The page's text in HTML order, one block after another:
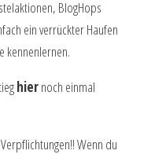
BlogHops
ein verrückter Haufen
kennenlernen.
hiernoch einmal
Wenn du